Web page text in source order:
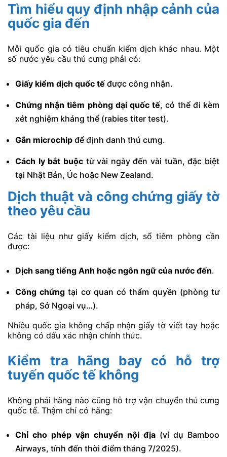
Tìm hiểu quy định nhập cảnh của
quốc gia đến
Mỗi quốc gia có tiêu chuẩn kiểm dịch khác nhau. Một
số nước yêu cầu thú cưng phải có:
Giấy kiểm dịch quốc tế được công nhận.
Chứng nhận tiêm phòng dại quốc tế, có thể đi kèm
xét nghiệm kháng thể (rabies titer test).
Gắn microchip để định danh thú cưng.
Cách ly bắt buộctừ vài ngày đến vài tuần, đặc biệt
tại Nhật Bản, Úc hoặc New Zealand.
Dịch thuật và công chứng giấy tờ
theo yêu cầu
Các tài liệu như giấy kiểm dịch, sổ tiêm phòng cần
được:
Dịch sang tiếng Anh hoặc ngôn ngữ của nước đến.
Công chứng tại cơ quan có thẩm quyền (phòng tư
pháp, Sở Ngoại vụ…).
Nhiều quốc gia không chấp nhận giấy tờ viết tay hoặc
không có dấu xác nhận chính thức.
Kiểm tra hãng bay có hỗ trợ
tuyến quốc tế không
Không phải hãng nào cũng hỗ trợ vận chuyển thú cưng
quốc tế. Thậm chí có hãng:
Chỉ cho phép vận chuyển nội địa (ví dụ Bamboo
Airways, tính đến thời điểm tháng 7/2025).